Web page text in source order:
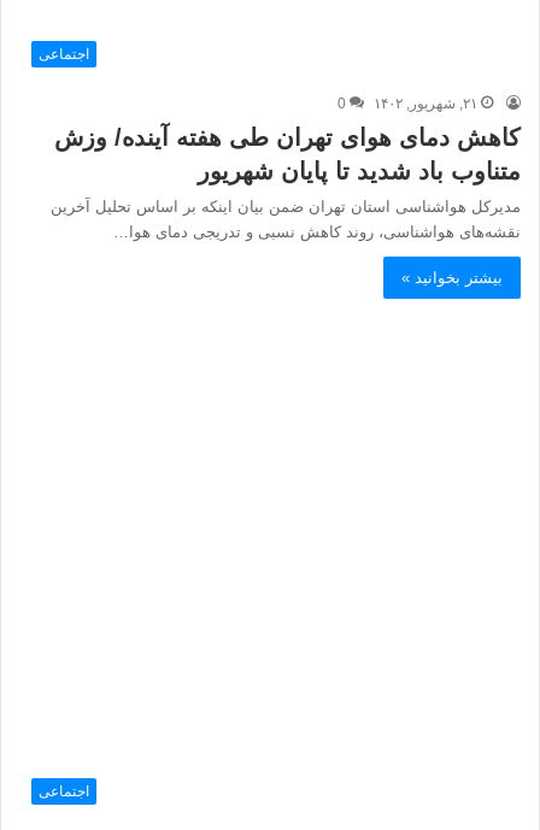
اجتماعی
۲۱, شهریور, ۱۴۰۲ 0
کاهش دمای هوای تهران طی هفته آینده/ وزش
متناوب باد شدید تا پایان شهریور
مدیرکل هواشناسی استان تهران ضمن بیان اینکه بر اساس تحلیل آخرین
نقشه‌های هواشناسی، روند کاهش نسبی و تدریجی دمای هوا…
بیشتر بخوانید »
اجتماعی